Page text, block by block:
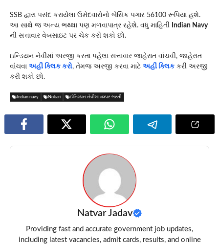
SSB દ્વારા પસંદ કરાયેલા ઉમેદવારોનો બેસિક પગાર 56100 રૂપિયા હશે.
આ સાથે જ અન્ય ભથ્થા પણ મળવાપાત્ર રહેશે. વધુ માહિતી
Indian Navy
ની સત્તાવાર વેબસાઇટ પર ચેક કરી શકો છો.
ઇન્ડિયન નેવીમાં અરજી કરતા પહેલા સત્તાવાર જાહેરાત વાંચવી, જાહેરાત
વાંચવા અહીં ક્લિક કરો, તેમજ અરજી કરવા માટે અહીં ક્લિક કરી અરજી
કરી શકો છો.
Indian navy Nokari ઈન્ડિયન નેવીમાં બમ્પર ભરતી
Natvar Jadav
Providing fast and accurate government job updates,
including latest vacancies, admit cards, results, and online